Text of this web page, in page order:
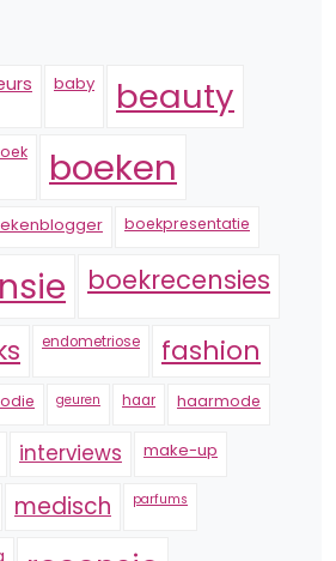
baby beauty
boeken
boekpresentatie
boekrecensies
endometriose fashion
geuren haar haarmode
interviews make-up
medisch parfums